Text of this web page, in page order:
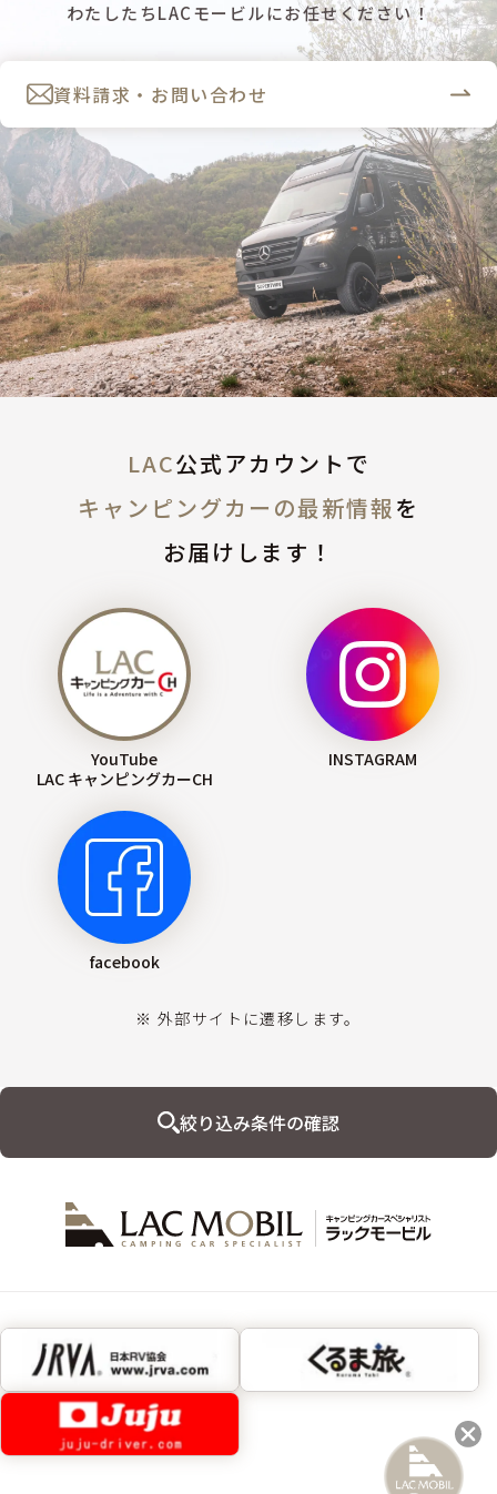
わたしたちLACモービルにお任せください！
資料請求・お問い合わせ
LAC公式アカウントで
キャンピングカーの最新情報を
お届けします！
YouTube
LAC キャンピングカーCH
INSTAGRAM
facebook
※ 外部サイトに遷移します。
絞り込み条件の確認